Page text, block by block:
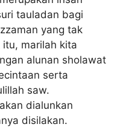
tauladan bagi
yang tak
marilah kita
alunan sholawat
serta
saw.
dialunkan
disilakan.